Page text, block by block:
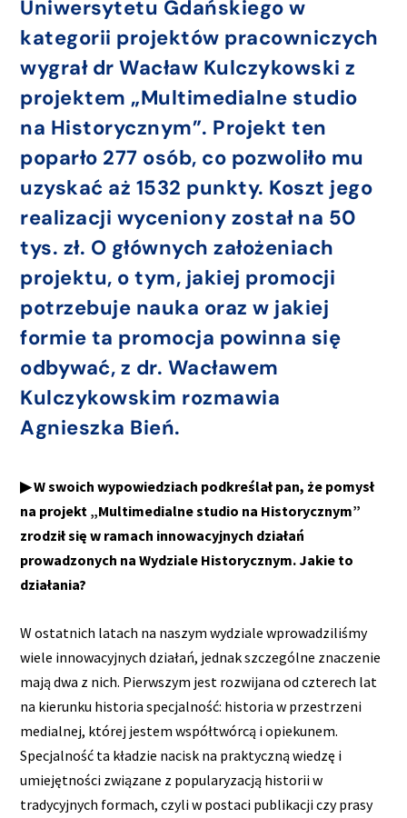
Uniwersytetu Gdańskiego w
kategorii projektów pracowniczych
wygrał dr Wacław Kulczykowski z
projektem „Multimedialne studio
na Historycznym”. Projekt ten
poparło 277 osób, co pozwoliło mu
uzyskać aż 1532 punkty. Koszt jego
realizacji wyceniony został na 50
tys. zł. O głównych założeniach
projektu, o tym, jakiej promocji
potrzebuje nauka oraz w jakiej
formie ta promocja powinna się
odbywać, z dr. Wacławem
Kulczykowskim rozmawia
Agnieszka Bień.
▶ W swoich wypowiedziach podkreślał pan, że pomysł
na projekt „Multimedialne studio na Historycznym”
zrodził się w ramach innowacyjnych działań
prowadzonych na Wydziale Historycznym. Jakie to
działania?
W ostatnich latach na naszym wydziale wprowadziliśmy
wiele innowacyjnych działań, jednak szczególne znaczenie
mają dwa z nich. Pierwszym jest rozwijana od czterech lat
na kierunku historia specjalność: historia w przestrzeni
medialnej, której jestem współtwórcą i opiekunem.
Specjalność ta kładzie nacisk na praktyczną wiedzę i
umiejętności związane z popularyzacją historii w
tradycyjnych formach, czyli w postaci publikacji czy prasy